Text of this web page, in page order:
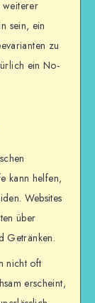
weiterer
sein, ein
zu
ein No-
kann helfen,
Websites
über
Getränken.
nicht oft
erscheint,